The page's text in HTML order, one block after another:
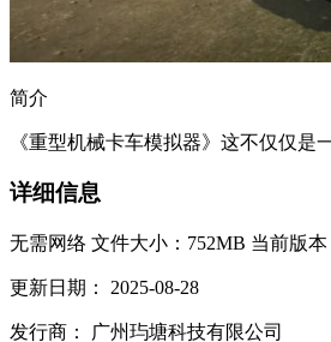
简介
《重型机械卡车模拟器》这不仅仅
详细信息
无需网络 文件大小：752MB 当前版本
更新日期： 2025-08-28
发行商： 广州玙塘科技有限公司